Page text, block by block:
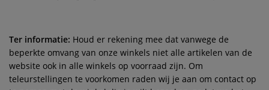
Ter informatie: Houd er rekening mee dat vanwege de
beperkte omvang van onze winkels niet alle artikelen van de
website ook in alle winkels op voorraad zijn. Om
teleurstellingen te voorkomen raden wij je aan om contact op